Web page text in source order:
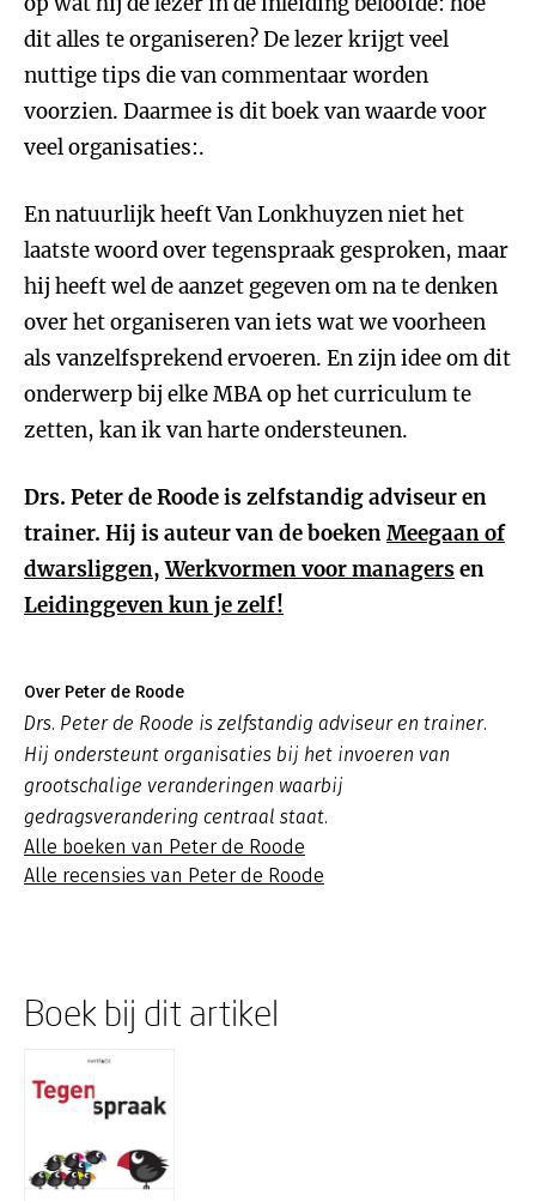
dit alles te organiseren? De lezer krijgt veel
nuttige tips die van commentaar worden
voorzien. Daarmee is dit boek van waarde voor
veel organisaties:.
En natuurlijk heeft Van Lonkhuyzen niet het
laatste woord over tegenspraak gesproken, maar
hij heeft wel de aanzet gegeven om na te denken
over het organiseren van iets wat we voorheen
als vanzelfsprekend ervoeren. En zijn idee om dit
onderwerp bij elke MBA op het curriculum te
zetten, kan ik van harte ondersteunen.
Drs. Peter de Roode is zelfstandig adviseur en
trainer. Hij is auteur van de boekenMeegaan of
dwarsliggen, Werkvormen voor managersen
Leidinggeven kun je zelf!
Over Peter de Roode
Drs. Peter de Roode is zelfstandig adviseur en trainer.
Hij ondersteunt organisaties bij het invoeren van
grootschalige veranderingen waarbij
gedragsverandering centraal staat.
Alle boeken van Peter de Roode
Alle recensies van Peter de Roode
Boek bij dit artikel